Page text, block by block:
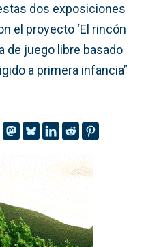
dos exposiciones
el proyecto ‘El rincón
de juego libre basado
a primera infancia”